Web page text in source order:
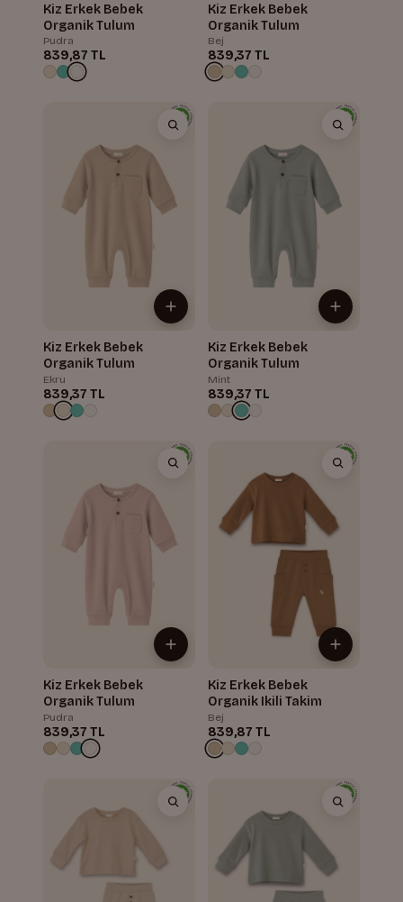
Kiz Erkek Bebek
Organik Tulum
Pudra
839,87 TL
Kiz Erkek Bebek
Organik Tulum
Bej
839,37 TL
Kiz Erkek Bebek
Organik Tulum
Ekru
839,37 TL
Kiz Erkek Bebek
Organik Tulum
Mint
839,37 TL
Kiz Erkek Bebek
Organik Tulum
Pudra
839,37 TL
Kiz Erkek Bebek
Organik Ikili Takim
Bej
839,87 TL